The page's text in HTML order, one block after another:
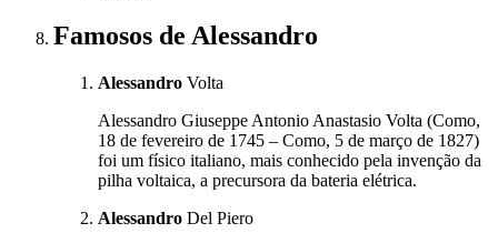
Famosos de Alessandro
Alessandro Volta
Alessandro Giuseppe Antonio Anastasio Volta (Como,
18 de fevereiro de 1745 – Como, 5 de março de 1827)
foi um físico italiano, mais conhecido pela invenção da
pilha voltaica, a precursora da bateria elétrica.
Alessandro Del Piero